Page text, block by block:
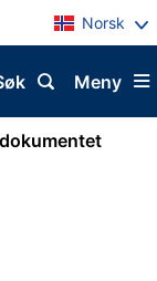
Norsk
Meny